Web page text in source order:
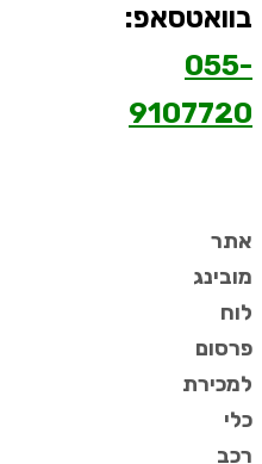
בוואטסאפ:
055-
9107720
אתר
מובינג
לוח
פרסום
למכירת
כלי
רכב